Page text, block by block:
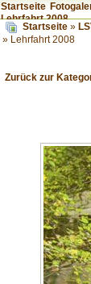
Startseite
Lehrfahrt 2008
Startseite »
» Lehrfahrt 2008
Zurück zur